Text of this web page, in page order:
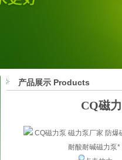
产品展示 Products
CQ磁